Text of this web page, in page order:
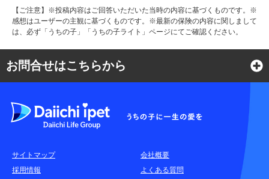
【ご注意】※投稿内容はご回答いただいた当時の内容に基づくものです。※
感想はユーザーの主観に基づくものです。※最新の保険の内容に関しまして
は、必ず「うちの子」「うちの子ライト」ページにてご確認ください。
お問合せはこちらから
各種お問合せ窓口
耳や言葉の不自由なお客さまのお問合せ窓口
サイトマップ
会社概要
採用情報
よくある質問